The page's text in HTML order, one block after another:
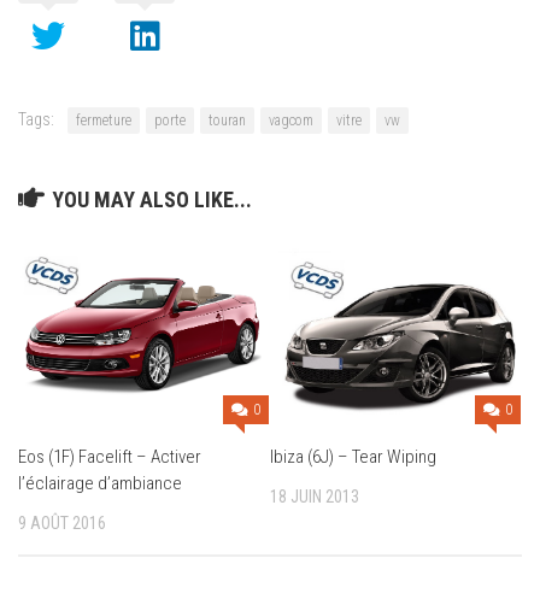
Tags: fermeture porte touran vagcom vitre vw
YOU MAY ALSO LIKE...
0
Eos (1F) Facelift – Activer
l’éclairage d’ambiance
9 AOÛT 2016
0
Ibiza (6J) – Tear Wiping
18 JUIN 2013